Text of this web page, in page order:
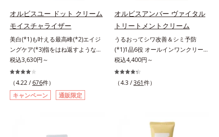
オルビスユー ドット クリーム
モイスチャライザー
美白(*1)も叶える最高峰(*2)エイジ
ングケア(*3)指をはね返すような弾
力感が宿るハリ感 濃密フィットク
リーム。ハリも透明感(*4)も結果主
義。年齢サイン(*5)の因子に着目し
た肌科学エイジングケア(*3)シリー
ズ。オルビスユー ドットシリーズ
税込3,630円～
（4.22 / 676件）
キャンペーン
通販限定
オルビスアンバー ヴァイタル
トリートメントクリーム
うるおってシワ改善＆シミ予防
(*1)1品6役 オールインワンクリー
ム。オルビスアンバーは、いつも⾃
然体で美しくありたいと願う⼤⼈世
代に寄り添うブランドです。年齢印
れで賢いケアを。ライフスタイルに
なじむ、若々しい印象(*2)作りのサ
税込4,400円～
（4.3 /361件）